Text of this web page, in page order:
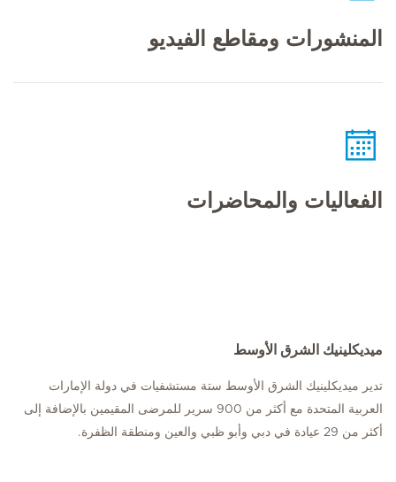
المنشورات ومقاطع الفيديو
الفعاليات والمحاضرات
ميديكلينيك الشرق الأوسط
تدير ميديكلينيك الشرق الأوسط ستة مستشفيات في دولة الإمارات
العربية المتحدة مع أكثر من 900 سرير للمرضى المقيمين بالإضافة إلى
أكثر من 29 عيادة في دبي وأبو ظبي والعين ومنطقة الظفرة.